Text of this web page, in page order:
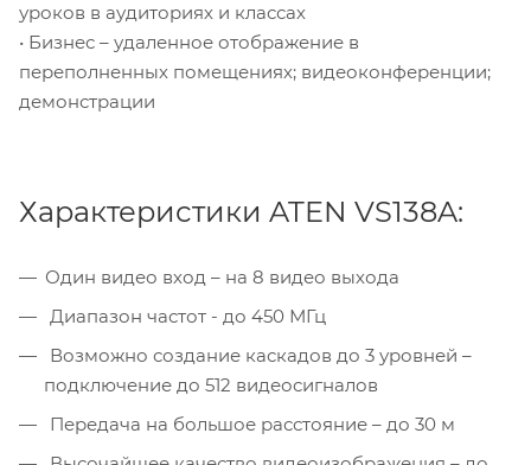
уроков в аудиториях и классах
• Бизнес – удаленное отображение в
переполненных помещениях; видеоконференции;
демонстрации
Характеристики ATEN VS138A:
Один видео вход – на 8 видео выхода
Диапазон частот - до 450 МГц
Возможно создание каскадов до 3 уровней –
подключение до 512 видеосигналов
Передача на большое расстояние – до 30 м